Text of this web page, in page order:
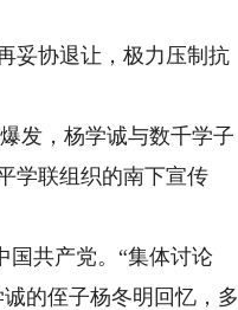
妥协退让，极力压制抗
发，杨学诚与数千学子
学联组织的南下宣传
共产党。“集体讨论
的侄子杨冬明回忆，多